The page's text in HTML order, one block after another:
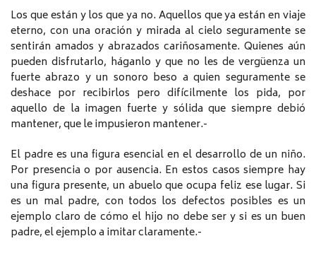
Los que están y los que ya no. Aquellos que ya están en viaje
eterno, con una oración y mirada al cielo seguramente se
sentirán amados y abrazados cariñosamente. Quienes aún
pueden disfrutarlo, háganlo y que no les de vergüenza un
fuerte abrazo y un sonoro beso a quien seguramente se
deshace por recibirlos pero difícilmente los pida, por
aquello de la imagen fuerte y sólida que siempre debió
mantener, que le impusieron mantener.-
El padre es una figura esencial en el desarrollo de un niño.
Por presencia o por ausencia. En estos casos siempre hay
una figura presente, un abuelo que ocupa feliz ese lugar. Si
es un mal padre, con todos los defectos posibles es un
ejemplo claro de cómo el hijo no debe ser y si es un buen
padre, el ejemplo a imitar claramente.-